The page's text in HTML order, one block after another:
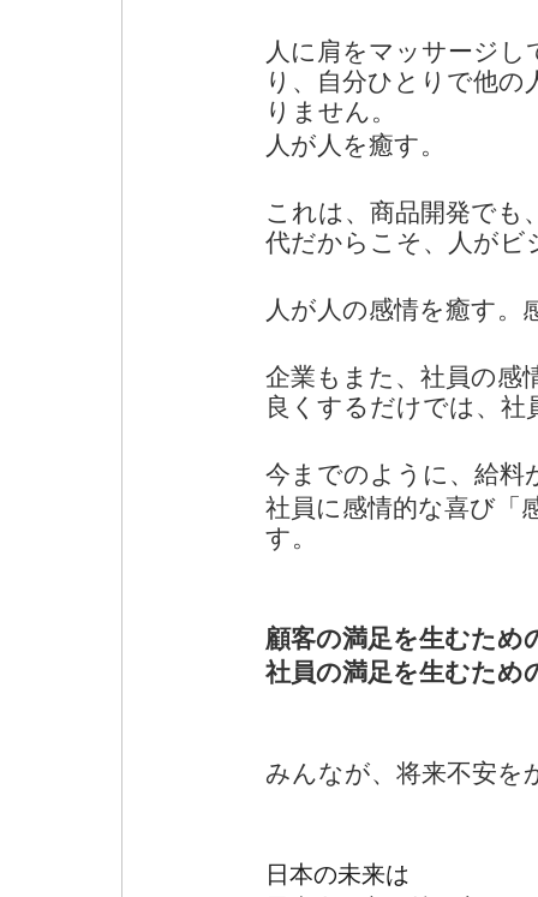
人に肩をマッサージ
り、自分ひとりで他
りません。
人が人を癒す。
これは、商品開発でも
代だからこそ、人がビ
人が人の感情を癒す。
企業もまた、社員の感
良くするだけでは、
今までのように、給料
社員に感情的な喜び「
す。
顧客の満足を生むため
社員の満足を生むため
みんなが、将来不安を
日本の未来は